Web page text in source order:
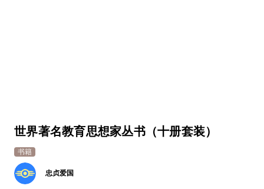
世界著名教育思想家丛书（十册套装）
书籍
忠贞爱国